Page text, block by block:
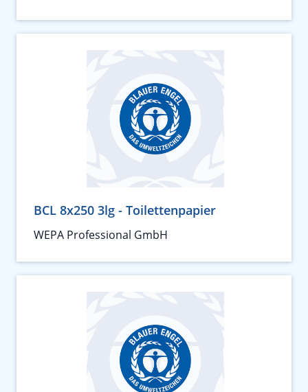
BCL 8x250 3lg - Toilettenpapier
WEPA Professional GmbH